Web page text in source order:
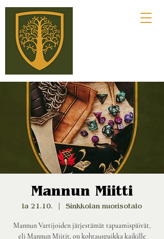
Mannun Miitti
la 21.10. Sinkkolan nuorisotalo
Mannun Vartijoiden järjestämät tapaamispäivät,
eli Mannun Miitit, on kohtauspaikka kaikille